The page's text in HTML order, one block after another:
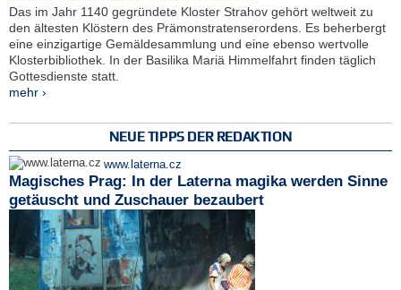
Das im Jahr 1140 gegründete Kloster Strahov gehört weltweit zu
den ältesten Klöstern des Prämonstratenserordens. Es beherbergt
eine einzigartige Gemäldesammlung und eine ebenso wertvolle
Klosterbibliothek. In der Basilika Mariä Himmelfahrt finden täglich
Gottesdienste statt.
mehr ›
NEUE TIPPS DER REDAKTION
www.laterna.cz
Magisches Prag: In der Laterna magika werden Sinne
getäuscht und Zuschauer bezaubert